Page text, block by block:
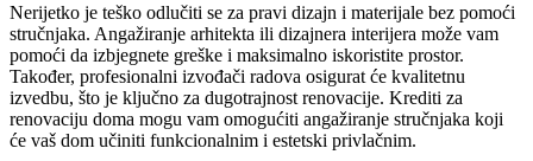
Nerijetko je teško odlučiti se za pravi dizajn i materijale bez pomoći
stručnjaka. Angažiranje arhitekta ili dizajnera interijera može vam
pomoći da izbjegnete greške i maksimalno iskoristite prostor.
Također, profesionalni izvođači radova osigurat će kvalitetnu
izvedbu, što je ključno za dugotrajnost renovacije. Krediti za
renovaciju doma mogu vam omogućiti angažiranje stručnjaka koji
će vaš dom učiniti funkcionalnim i estetski privlačnim.